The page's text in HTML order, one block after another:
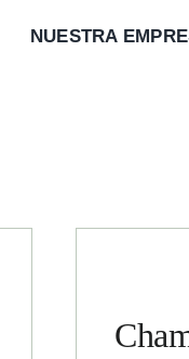
NUESTRA